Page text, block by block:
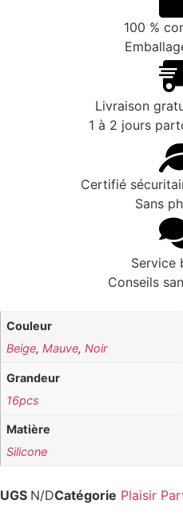
100 %
Livraison
1 à 2 jours
Certifié
Sans
Service
Conseils
Couleur
Beige,Mauve,Noir
Grandeur
16pcs
Matière
Silicone
UGS N/DCatégorie Plaisir